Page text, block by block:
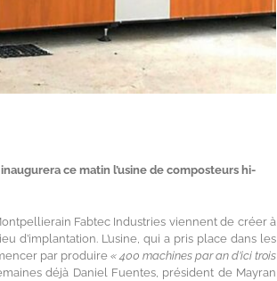
ce matin l’usine de composteurs hi-
Fabtec Industries viennent de créer à
d’implantation. L’usine, qui a pris place dans les
par produire « 400 machines par an d’ici trois
déjà Daniel Fuentes, président de Mayran